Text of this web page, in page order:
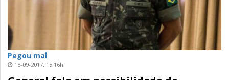
Pegou mal
18-09-2017, 15:16h